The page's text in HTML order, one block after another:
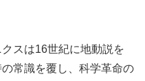
スは16世紀に地動説を
常識を覆し、科学革命の